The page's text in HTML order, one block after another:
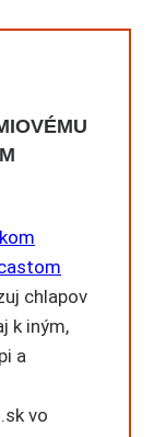
chlapov
k iným,
a
vo